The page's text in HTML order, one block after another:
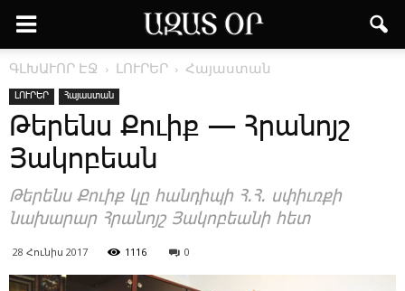
ԳԼԽԱՒՈՐ ԷՋ ԼՈՒՐԵՐ Հայաստան
ԼՈՒՐԵՐ Հայաստան
Թերենս Քուիք — Հրանոյշ
Յակոբեան
Թերենս Քուիք կը հանդիպի Հ.Հ. սփիւռքի
նախարար Հրանոյշ Յակոբեանի հետ
28 Հունիս 2017 1116 0